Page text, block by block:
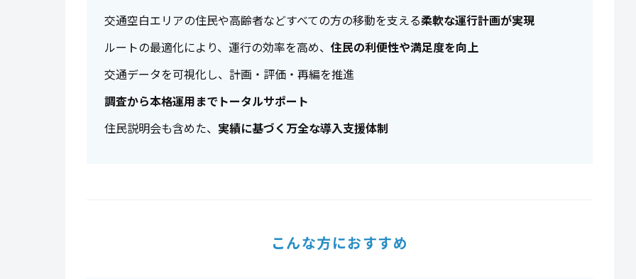
交通空白エリアの住民や高齢者などすべての方の移動を支える柔軟な運行計画が実現
ルートの最適化により、運行の効率を高め、 住民の利便性や満足度を向上
交通データを可視化し、計画・評価・再編を推進
調査から本格運用までトータルサポート
住民説明会も含めた、 実績に基づく万全な導入支援体制
こんな方におすすめ